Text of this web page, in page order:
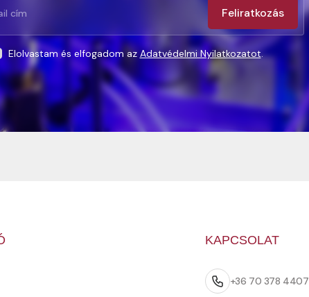
Feliratkozás
Elolvastam és elfogadom azAdatvédelmi Nyilatkozatot.
KAPCSOLAT
+36 70 378 4407